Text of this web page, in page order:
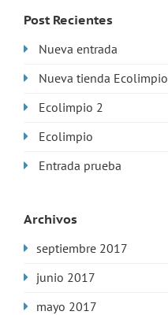
Post Recientes
Nueva entrada
Nueva tienda Ecolimpio
Ecolimpio 2
Ecolimpio
Entrada prueba
Archivos
septiembre 2017
junio 2017
mayo 2017